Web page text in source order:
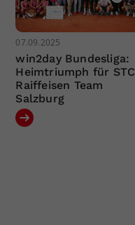
07.09.2025
win2day Bundesliga:
Heimtriumph für STC
Raiffeisen Team
Salzburg